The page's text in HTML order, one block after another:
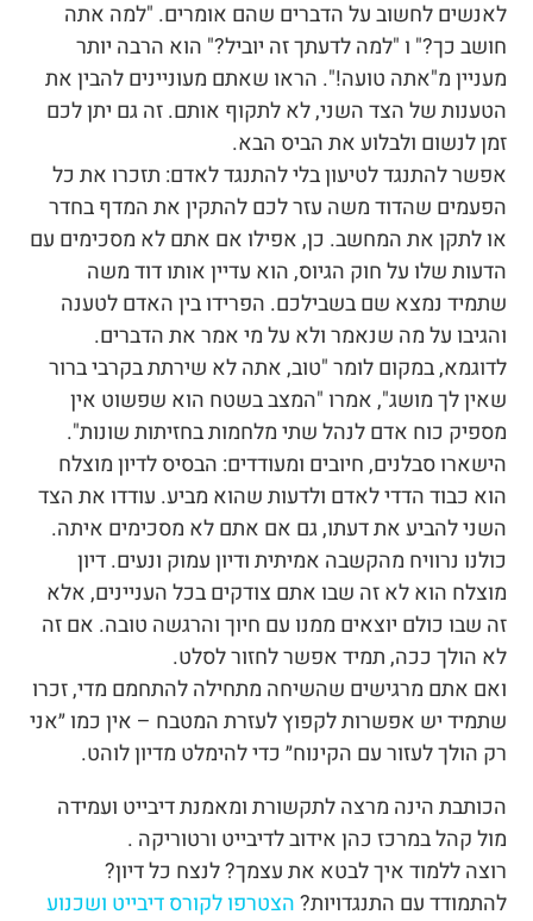
לאנשים לחשוב על הדברים שהם אומרים. "למה אתה
חושב כך?" ו "למה לדעתך זה יוביל?" הוא הרבה יותר
מעניין מ"אתה טועה!". הראו שאתם מעוניינים להבין את
הטענות של הצד השני, לא לתקוף אותם. זה גם יתן לכם
זמן לנשום ולבלוע את הביס הבא.
אפשר להתנגד לטיעון בלי להתנגד לאדם: תזכרו את כל
הפעמים שהדוד משה עזר לכם להתקין את המדף בחדר
או לתקן את המחשב. כן, אפילו אם אתם לא מסכימים עם
הדעות שלו על חוק הגיוס, הוא עדיין אותו דוד משה
שתמיד נמצא שם בשבילכם. הפרידו בין האדם לטענה
והגיבו על מה שנאמר ולא על מי אמר את הדברים.
לדוגמא, במקום לומר "טוב, אתה לא שירתת בקרבי ברור
שאין לך מושג", אמרו "המצב בשטח הוא שפשוט אין
מספיק כוח אדם לנהל שתי מלחמות בחזיתות שונות".
הישארו סבלנים, חיובים ומעודדים: הבסיס לדיון מוצלח
הוא כבוד הדדי לאדם ולדעות שהוא מביע. עודדו את הצד
השני להביע את דעתו, גם אם אתם לא מסכימים איתה.
כולנו נרוויח מהקשבה אמיתית ודיון עמוק ונעים. דיון
מוצלח הוא לא זה שבו אתם צודקים בכל העניינים, אלא
זה שבו כולם יוצאים ממנו עם חיוך והרגשה טובה. אם זה
לא הולך ככה, תמיד אפשר לחזור לסלט.
ואם אתם מרגישים שהשיחה מתחילה להתחמם מדי, זכרו
שתמיד יש אפשרות לקפוץ לעזרת המטבח – אין כמו ״אני
רק הולך לעזור עם הקינוח״ כדי להימלט מדיון לוהט.
הכותבת הינה מרצה לתקשורת ומאמנת דיבייט ועמידה
מול קהל במרכז כהן אידוב לדיבייט ורטוריקה .
רוצה ללמוד איך לבטא את עצמך? לנצח כל דיון?
להתמודד עם התנגדויות?הצטרפו לקורס דיבייט ושכנוע